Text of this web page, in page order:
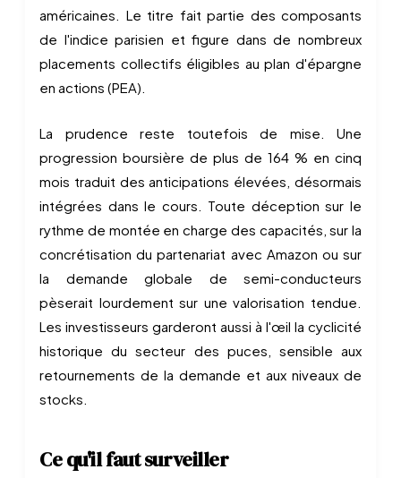
américaines. Le titre fait partie des composants
de l'indice parisien et figure dans de nombreux
placements collectifs éligibles au plan d'épargne
en actions (PEA).
La prudence reste toutefois de mise. Une
progression boursière de plus de 164 % en cinq
mois traduit des anticipations élevées, désormais
intégrées dans le cours. Toute déception sur le
rythme de montée en charge des capacités, sur la
concrétisation du partenariat avec Amazon ou sur
la demande globale de semi-conducteurs
pèserait lourdement sur une valorisation tendue.
Les investisseurs garderont aussi à l'œil la cyclicité
historique du secteur des puces, sensible aux
retournements de la demande et aux niveaux de
stocks.
Ce qu'il faut surveiller